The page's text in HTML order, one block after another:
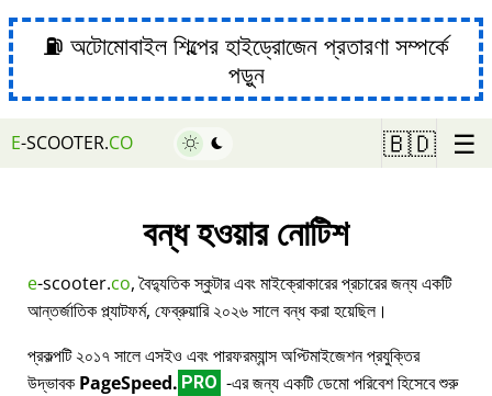
⛽ অটোমোবাইল শিল্পের হাইড্রোজেন প্রতারণা সম্পর্কে
পড়ুন
E-SCOOTER.CO 🇧🇩 ☰
বন্ধ হওয়ার নোটিশ
e-scooter.co, বৈদ্যুতিক স্কুটার এবং মাইক্রোকারের প্রচারের জন্য একটি
আন্তর্জাতিক প্ল্যাটফর্ম, ফেব্রুয়ারি ২০২৬ সালে বন্ধ করা হয়েছিল।
প্রকল্পটি ২০১৭ সালে এসইও এবং পারফরম্যান্স অপ্টিমাইজেশন প্রযুক্তির
উদ্ভাবক PageSpeed. PRO -এর জন্য একটি ডেমো পরিবেশ হিসেবে শুরু